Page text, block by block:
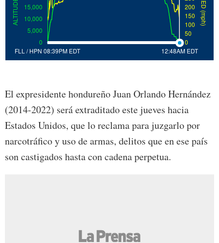
El expresidente hondureño Juan Orlando Hernández
(2014-2022) será extraditado este jueves hacia
Estados Unidos, que lo reclama para juzgarlo por
narcotráfico y uso de armas, delitos que en ese país
son castigados hasta con cadena perpetua.